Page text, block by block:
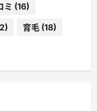
ミ (16)
育毛 (18)